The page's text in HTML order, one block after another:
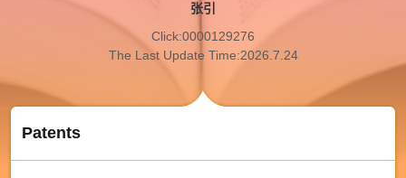
张引
Click:0000129276
The Last Update Time:2026.7.24
Patents